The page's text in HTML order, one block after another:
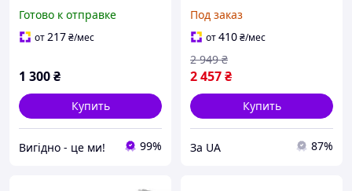
Готово к отправке
от217₴/мес
1 300₴
Купить
Вигiдно - це ми! 99%
Под заказ
от410₴/мес
2 457₴
2 949 ₴
Купить
За UA 87%